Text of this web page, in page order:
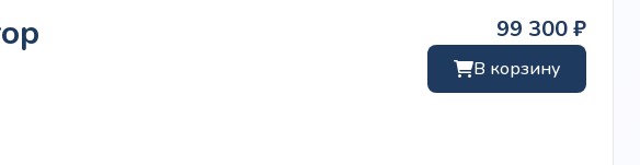
99 300₽
В корзину